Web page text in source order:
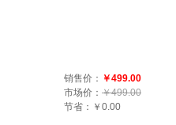
销售价： ￥499.00
市场价： ￥499.00
节省： ￥0.00